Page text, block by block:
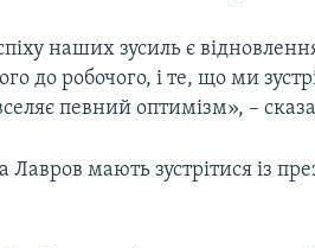
наших зусиль є відновлення
до робочого, і те, що ми
певний оптимізм», –
Лавров мають зустрітися із